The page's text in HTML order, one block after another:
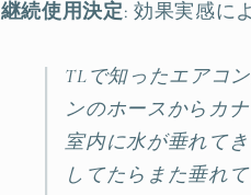
継続使用決定: 効果実感に
TLで知ったエアコ
ンのホースからカ
室内に水が垂れて
してたらまた垂れ